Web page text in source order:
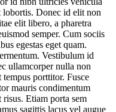
lobortis. Donec id elit non
elit libero, a pharetra
semper. Cum sociis
egestas eget quam.
Vestibulum id
ullamcorper nulla non
porttitor. Fusce
mauris condimentum
Etiam porta sem
sagittis lacus vel augue